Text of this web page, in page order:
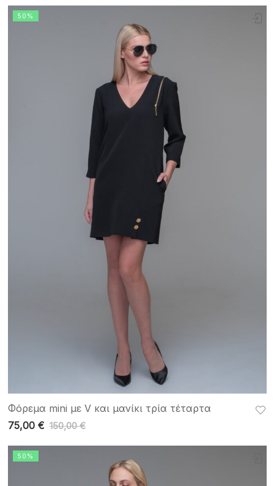
50%
Φόρεμα mini με V και μανίκι τρία τέταρτα
150,00€
75,00 €
50%